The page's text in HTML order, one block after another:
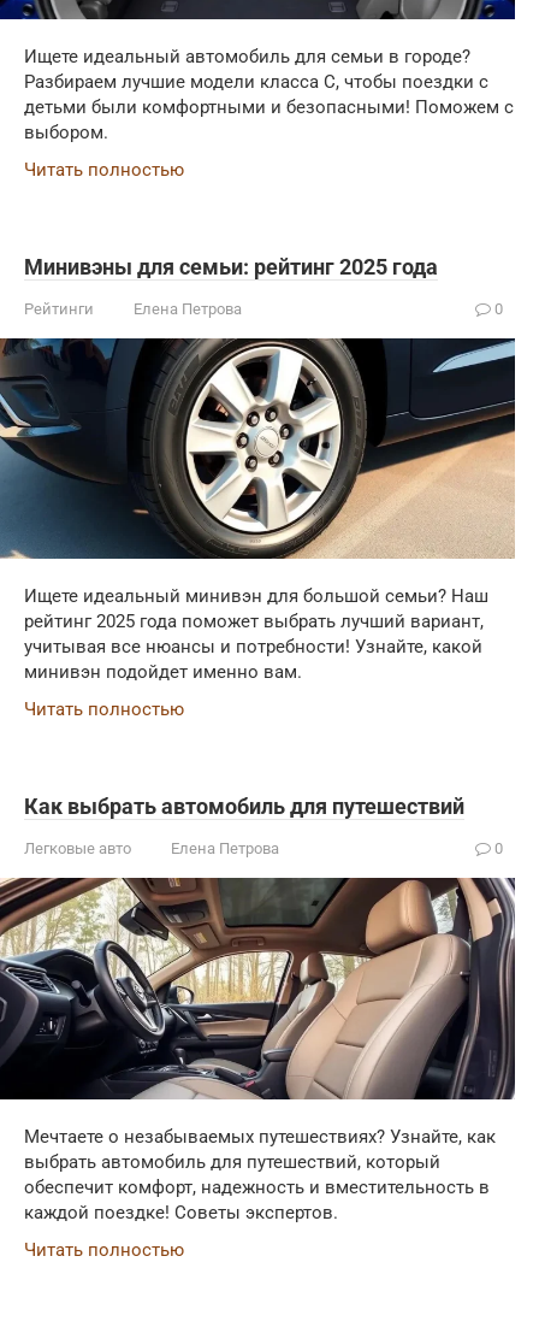
Ищете идеальный автомобиль для семьи в городе?
Разбираем лучшие модели класса С, чтобы поездки с
детьми были комфортными и безопасными! Поможем с
выбором.
Читать полностью
Минивэны для семьи: рейтинг 2025 года
Рейтинги Елена Петрова 0
Ищете идеальный минивэн для большой семьи? Наш
рейтинг 2025 года поможет выбрать лучший вариант,
учитывая все нюансы и потребности! Узнайте, какой
минивэн подойдет именно вам.
Читать полностью
Как выбрать автомобиль для путешествий
Легковые авто Елена Петрова 0
Мечтаете о незабываемых путешествиях? Узнайте, как
выбрать автомобиль для путешествий, который
обеспечит комфорт, надежность и вместительность в
каждой поездке! Советы экспертов.
Читать полностью